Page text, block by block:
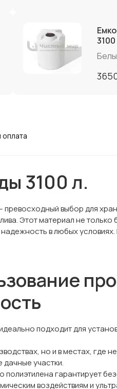
оплата
3100 л.
выбор для
Этот материал не
в любых
подходит для
но и в местах, где
участки.
гарантирует
воздействиям и